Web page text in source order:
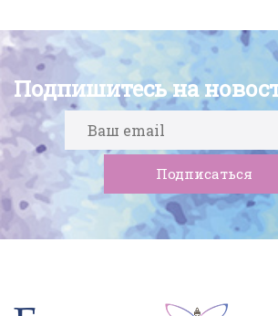
Подпишитесь на